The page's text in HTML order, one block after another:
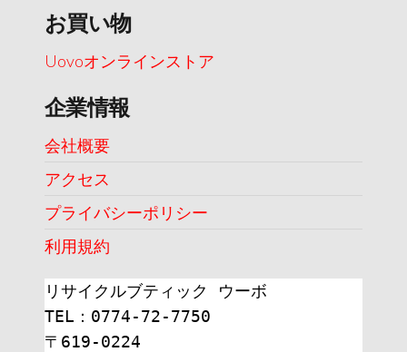
お買い物
Uovoオンラインストア
企業情報
会社概要
アクセス
プライバシーポリシー
利用規約
リサイクルブティック ウーボ
TEL：0774-72-7750
〒619-0224